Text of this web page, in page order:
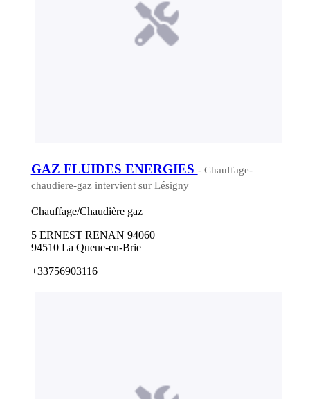
GAZ FLUIDES ENERGIES - Chauffage-
chaudiere-gaz intervient sur Lésigny
Chauffage/Chaudière gaz
5 ERNEST RENAN 94060
94510 La Queue-en-Brie
+33756903116